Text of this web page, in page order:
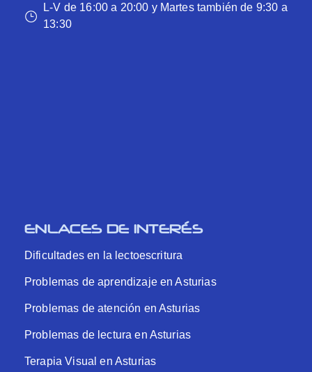
L-V de 16:00 a 20:00 y Martes también de 9:30 a
13:30
ENLACES DE INTERÉS
Dificultades en la lectoescritura
Problemas de aprendizaje en Asturias
Problemas de atención en Asturias
Problemas de lectura en Asturias
Terapia Visual en Asturias